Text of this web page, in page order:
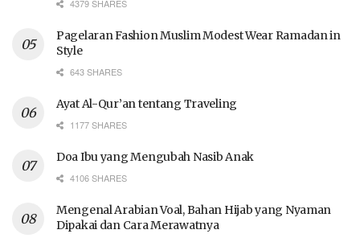
4379 SHARES
Pagelaran Fashion Muslim Modest Wear Ramadan in
Style
643 SHARES
Ayat Al-Qur’an tentang Traveling
1177 SHARES
Doa Ibu yang Mengubah Nasib Anak
4106 SHARES
Mengenal Arabian Voal, Bahan Hijab yang Nyaman
Dipakai dan Cara Merawatnya